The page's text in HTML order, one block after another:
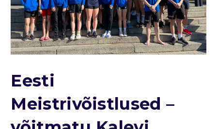
Eesti
Meistrivõistlused –